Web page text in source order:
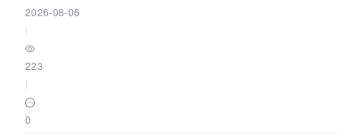
2026-08-06
223
0